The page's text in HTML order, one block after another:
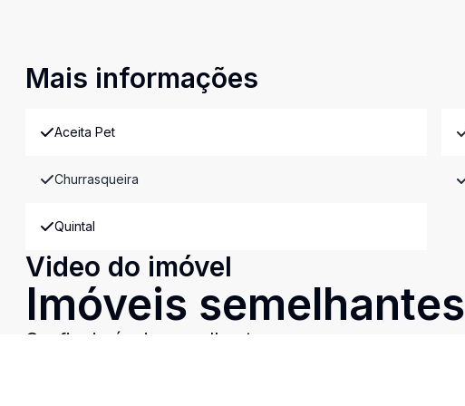
Mais informações
Aceita Pet
Churrasqueira
Quintal
Video do imóvel
Imóveis semelhantes
Confira imóveis semelhantes